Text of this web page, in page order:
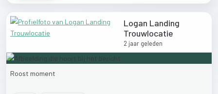
Logan Landing
Trouwlocatie
2 jaar geleden
Roost moment